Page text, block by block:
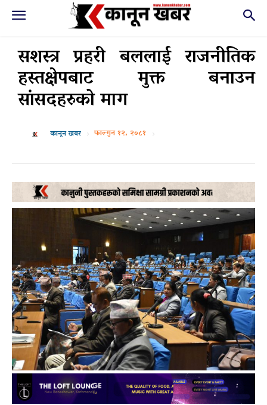
सशस्त्र प्रहरी बललाई राजनीतिक
हस्तक्षेपबाट मुक्त बनाउन
सांसदहरुको माग
कानून खबर फाल्गुन १२, २०८१